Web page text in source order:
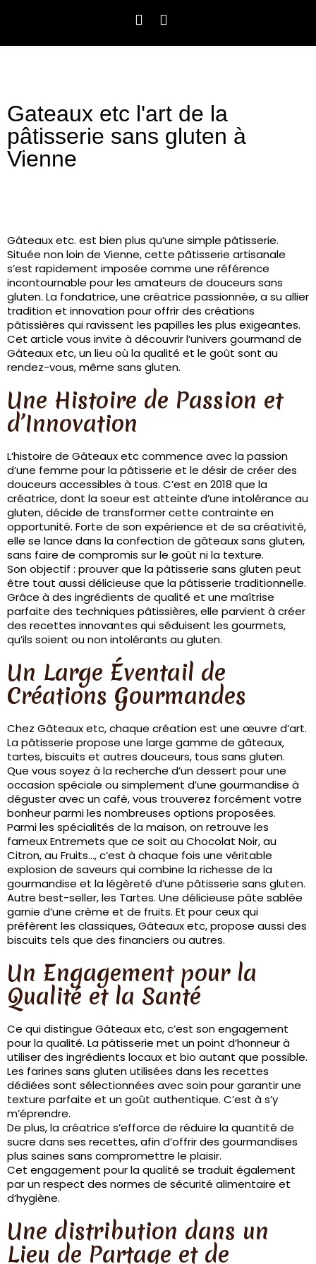
Gateaux etc l'art de la
pâtisserie sans gluten à
Vienne
Gâteaux etc. est bien plus qu’une simple pâtisserie.
Située non loin de Vienne, cette pâtisserie artisanale
s’est rapidement imposée comme une référence
incontournable pour les amateurs de douceurs sans
gluten. La fondatrice, une créatrice passionnée, a su allier
tradition et innovation pour offrir des créations
pâtissières qui ravissent les papilles les plus exigeantes.
Cet article vous invite à découvrir l’univers gourmand de
Gâteaux etc, un lieu où la qualité et le goût sont au
rendez-vous, même sans gluten.
Une Histoire de Passion et
d’Innovation
L’histoire de Gâteaux etc commence avec la passion
d’une femme pour la pâtisserie et le désir de créer des
douceurs accessibles à tous. C’est en 2018 que la
créatrice, dont la soeur est atteinte d’une intolérance au
gluten, décide de transformer cette contrainte en
opportunité. Forte de son expérience et de sa créativité,
elle se lance dans la confection de gâteaux sans gluten,
sans faire de compromis sur le goût ni la texture.
Son objectif : prouver que la pâtisserie sans gluten peut
être tout aussi délicieuse que la pâtisserie traditionnelle.
Grâce à des ingrédients de qualité et une maîtrise
parfaite des techniques pâtissières, elle parvient à créer
des recettes innovantes qui séduisent les gourmets,
qu’ils soient ou non intolérants au gluten.
Un Large Éventail de
Créations Gourmandes
Chez Gâteaux etc, chaque création est une œuvre d’art.
La pâtisserie propose une large gamme de gâteaux,
tartes, biscuits et autres douceurs, tous sans gluten.
Que vous soyez à la recherche d’un dessert pour une
occasion spéciale ou simplement d’une gourmandise à
déguster avec un café, vous trouverez forcément votre
bonheur parmi les nombreuses options proposées.
Parmi les spécialités de la maison, on retrouve les
fameux Entremets que ce soit au Chocolat Noir, au
Citron, au Fruits…, c’est à chaque fois une véritable
explosion de saveurs qui combine la richesse de la
gourmandise et la légèreté d’une pâtisserie sans gluten.
Autre best-seller, les Tartes. Une délicieuse pâte sablée
garnie d’une crème et de fruits. Et pour ceux qui
préfèrent les classiques, Gâteaux etc, propose aussi des
biscuits tels que des financiers ou autres.
Un Engagement pour la
Qualité et la Santé
Ce qui distingue Gâteaux etc, c’est son engagement
pour la qualité. La pâtisserie met un point d’honneur à
utiliser des ingrédients locaux et bio autant que possible.
Les farines sans gluten utilisées dans les recettes
dédiées sont sélectionnées avec soin pour garantir une
texture parfaite et un goût authentique. C’est à s’y
m’éprendre.
De plus, la créatrice s’efforce de réduire la quantité de
sucre dans ses recettes, afin d’offrir des gourmandises
plus saines sans compromettre le plaisir.
Cet engagement pour la qualité se traduit également
par un respect des normes de sécurité alimentaire et
d’hygiène.
Une distribution dans un
Lieu de Partage et de